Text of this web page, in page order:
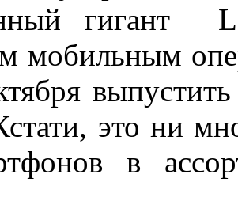
гигант
мобильным
это ни
в